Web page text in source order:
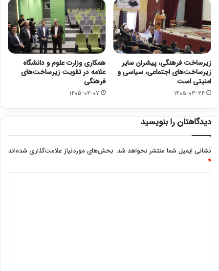
زیرساخت فرهنگی، پیشران سایر
زیرساخت‌های اجتماعی، سیاسی و
امنیتی است
۱۴۰۵-۰۳-۲۴
همکاری وزارت علوم و دانشگاه
علامه در تقویت زیرساخت‌های
فرهنگی
۱۴۰۵-۰۲-۰۷
دیدگاهتان را بنویسید
نشانی ایمیل شما منتشر نخواهد شد. بخش‌های موردنیاز علامت‌گذاری شده‌اند
*